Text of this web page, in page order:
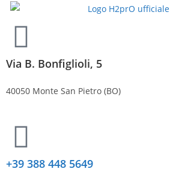
Via B. Bonfiglioli, 5
40050 Monte San Pietro (BO)
+39 388 448 5649